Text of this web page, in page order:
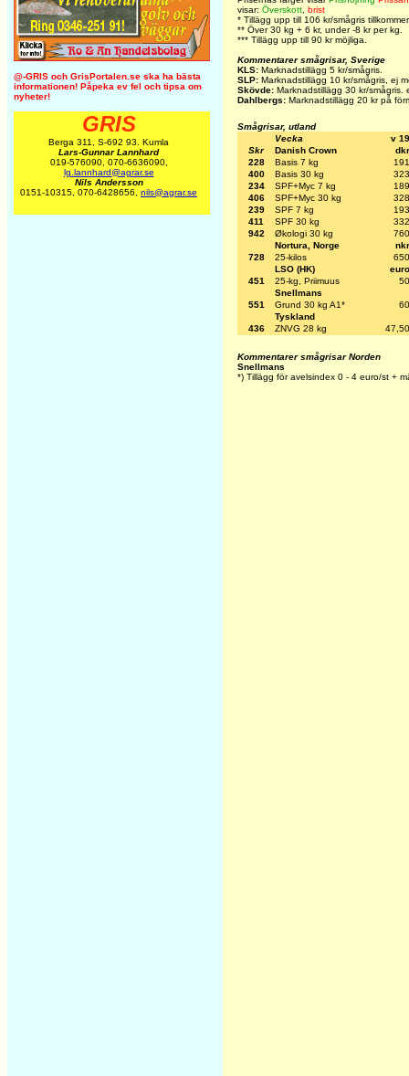
@-GRIS och GrisPortalen.se ska ha bästa
informationen! Påpeka ev fel och tipsa om
nyheter!
GRIS
Berga 311, S-692 93. Kumla
Lars-Gunnar Lannhard
019-576090, 070-6636090,
lg.lannhard@agrar.se
Nils Andersson
0151-10315, 070-6428656, nils@agrar.se
visar: Överskott brist
* Tillägg upp till 106 kr/smågris
** Över 30 kg + 6 kr, under -8 kr per kg.
*** Tillägg upp till 90 kr möjliga.
Kommentarer smågrisar, Sverige
KLS: Marknadstillägg 5 kr/smågris.
SLP: Marknadstillägg 10 kr/smågris , ej
Skövde: Marknadstillägg 30 kr/smågris.
Dahlbergs: Marknadstillägg 20 kr på
Smågrisar, utland
Vecka
v 19
Skr
Danish Crown
dkr
228
Basis 7 kg
191
400
Basis 30 kg
323
234
SPF+Myc 7 kg
189
406
SPF+Myc 30 kg
328
239
SPF 7 kg
193
411
SPF 30 kg
332
942
Økologi 30 kg
760
Nortura, Norge
nkr
728
25-kilos
650
LSO (HK)
euro
451
25-kg, Priimuus
50
Snellmans
551
Grund 30 kg A1*
60
Tyskland
436
ZNVG 28 kg 47,50
Kommentarer smågrisar Norden
Snellmans
*) Tillägg för avelsindex 0 - 4 euro/st +